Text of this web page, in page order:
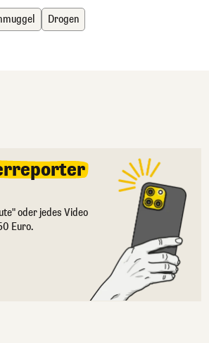
Drogen
oder jedes Video
Euro.